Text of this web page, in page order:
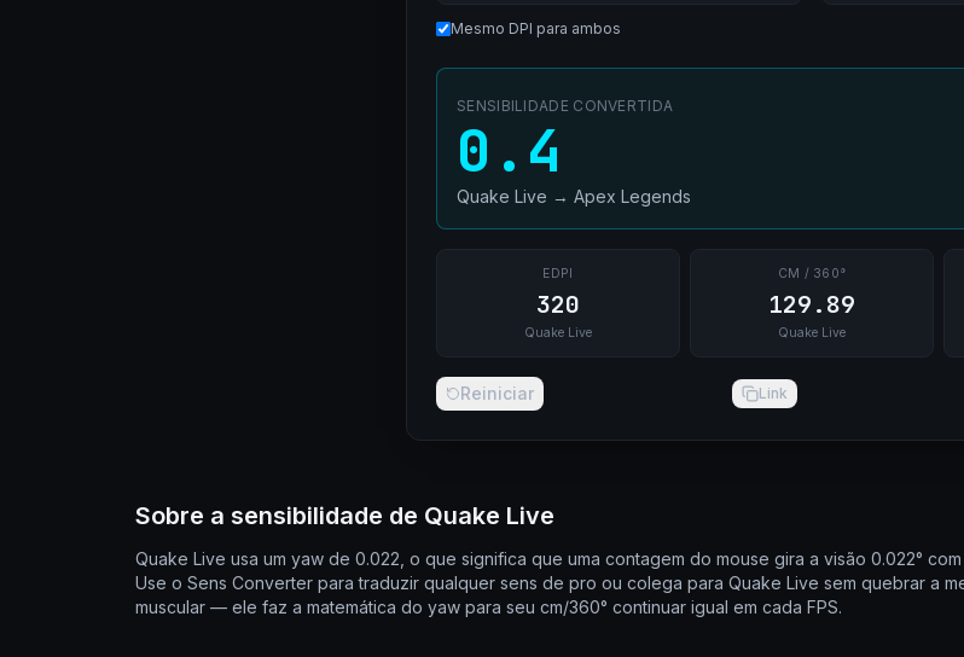
Mesmo DPI para ambos
SENSIBILIDADE CONVERTIDA
0.4
Quake Live → Apex Legends
EDPI
320
Quake Live
CM / 360°
129.89
Quake Live
Reiniciar Link
Sobre a sensibilidade de Quake Live
Quake Live usa um yaw de 0.022, o que significa que uma contagem do mouse gira a visão 0.022° com
Use o Sens Converter para traduzir qualquer sens de pro ou colega para Quake Live sem quebrar a
muscular — ele faz a matemática do yaw para seu cm/360° continuar igual em cada FPS.